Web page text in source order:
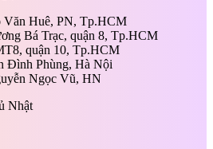
Văn Huê, PN, Tp.HCM
Bá Trạc, quận 8, Tp.HCM
quận 10, Tp.HCM
Đình Phùng, Hà Nội
Ngọc Vũ, HN
Nhật